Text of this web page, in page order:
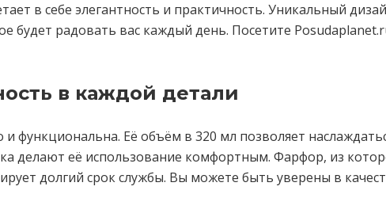
в себе элегантность и практичность. Уникальный
будет радовать вас каждый день. Посетите
в каждой детали
и функциональна. Её объём в 320 мл позволяет
делают её использование комфортным. Фарфор, из
долгий срок службы. Вы можете быть уверены в